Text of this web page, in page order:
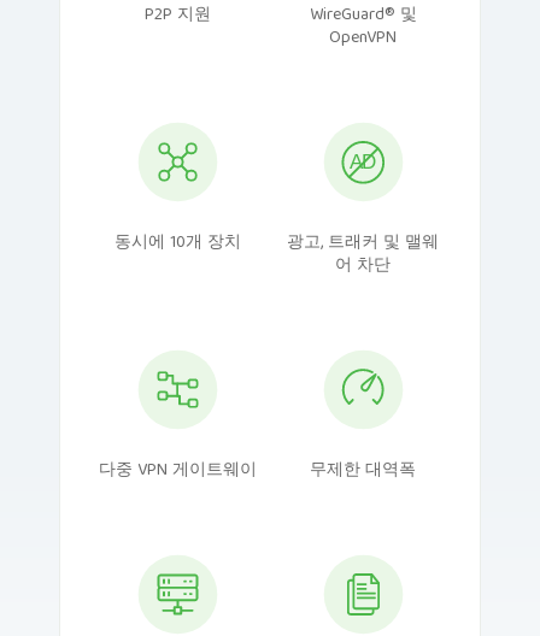
P2P 지원 WireGuard® 및
OpenVPN
동시에 10개 장치 광고, 트래커 및 맬웨
어 차단
다중 VPN 게이트웨이 무제한 대역폭